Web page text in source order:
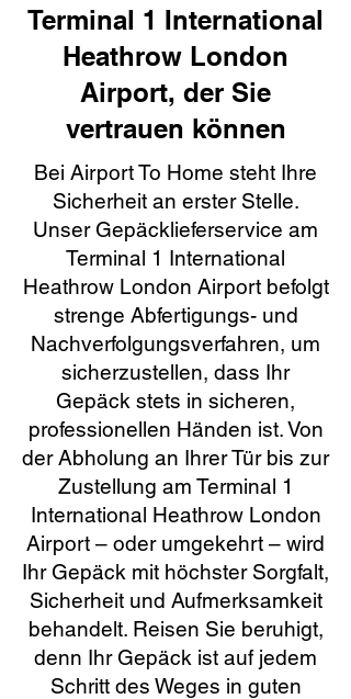
Terminal 1 International
Heathrow London
Airport, der Sie
vertrauen können
Bei Airport To Home steht Ihre
Sicherheit an erster Stelle.
Unser Gepäcklieferservice am
Terminal 1 International
Heathrow London Airport befolgt
strenge Abfertigungs- und
Nachverfolgungsverfahren, um
sicherzustellen, dass Ihr
Gepäck stets in sicheren,
professionellen Händen ist. Von
der Abholung an Ihrer Tür bis zur
Zustellung am Terminal 1
International Heathrow London
Airport – oder umgekehrt – wird
Ihr Gepäck mit höchster Sorgfalt,
Sicherheit und Aufmerksamkeit
behandelt. Reisen Sie beruhigt,
denn Ihr Gepäck ist auf jedem
Schritt des Weges in guten